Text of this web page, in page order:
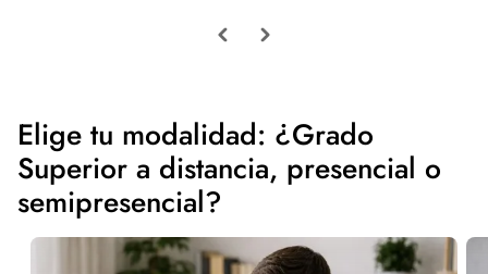
Elige tu modalidad: ¿Grado
Superior a distancia, presencial o
semipresencial?